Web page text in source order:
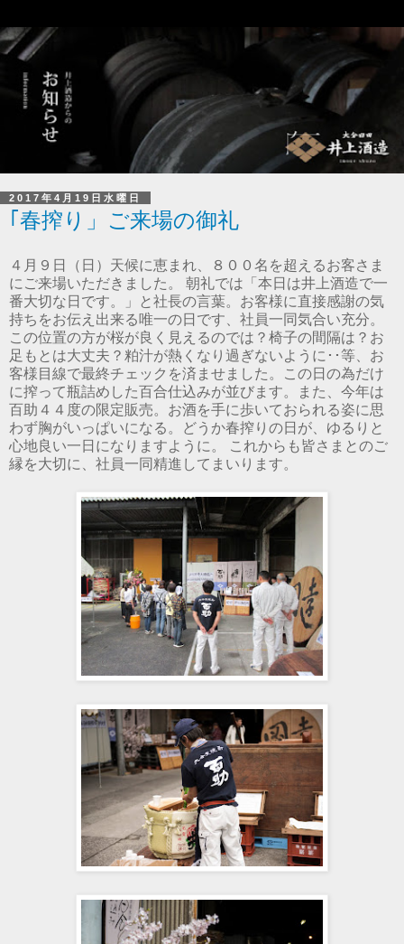
2017年4月19日水曜日
｢春搾り」ご来場の御礼
４月９日（日）天候に恵まれ、８００名を超えるお客さま
にご来場いただきました。 朝礼では「本日は井上酒造で一
番大切な日です。」と社長の言葉。お客様に直接感謝の気
持ちをお伝え出来る唯一の日です、社員一同気合い充分。
この位置の方が桜が良く見えるのでは？椅子の間隔は？お
足もとは大丈夫？粕汁が熱くなり過ぎないように･･等、お
客様目線で最終チェックを済ませました。この日の為だけ
に搾って瓶詰めした百合仕込みが並びます。また、今年は
百助４４度の限定販売。お酒を手に歩いておられる姿に思
わず胸がいっぱいになる。どうか春搾りの日が、ゆるりと
心地良い一日になりますように。 これからも皆さまとのご
縁を大切に、社員一同精進してまいります。